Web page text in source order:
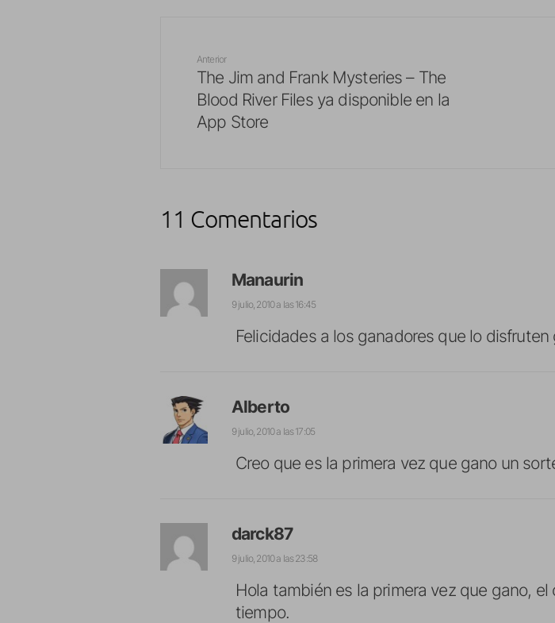
Anterior
The Jim and Frank Mysteries – The
Blood River Files ya disponible en la
App Store
11 Comentarios
Manaurin
9 julio, 2010 a las 16:45
Felicidades a los ganadores que lo disfruten
Alberto
9 julio, 2010 a las 17:05
Creo que es la primera vez que gano un
darck87
9 julio, 2010 a las 23:58
Hola también es la primera vez que gano,
tiempo.